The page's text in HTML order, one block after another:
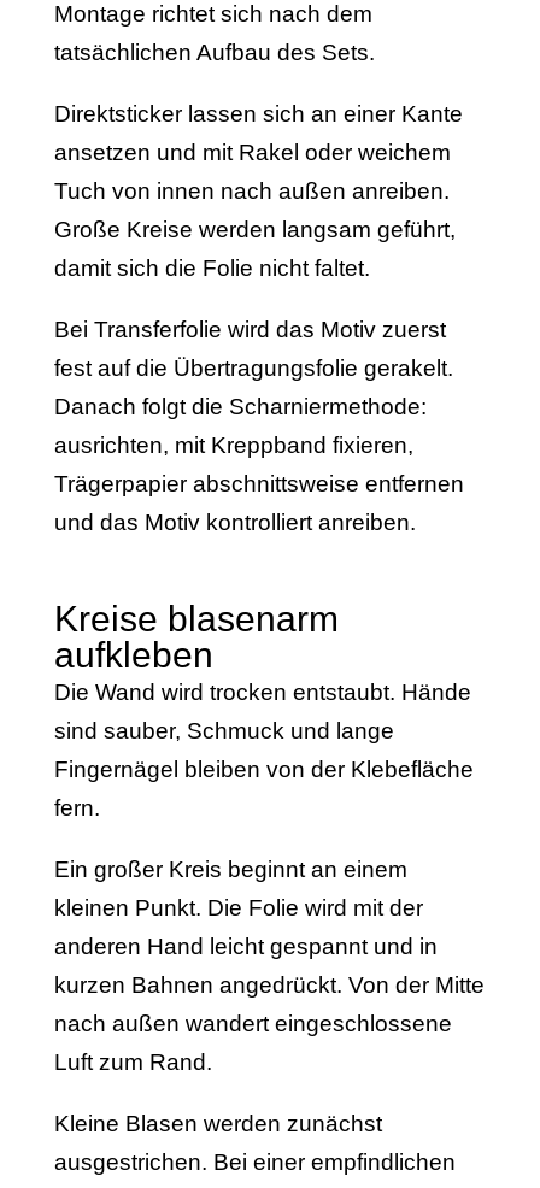
Montage richtet sich nach dem
tatsächlichen Aufbau des Sets.
Direktsticker lassen sich an einer Kante
ansetzen und mit Rakel oder weichem
Tuch von innen nach außen anreiben.
Große Kreise werden langsam geführt,
damit sich die Folie nicht faltet.
Bei Transferfolie wird das Motiv zuerst
fest auf die Übertragungsfolie gerakelt.
Danach folgt die Scharniermethode:
ausrichten, mit Kreppband fixieren,
Trägerpapier abschnittsweise entfernen
und das Motiv kontrolliert anreiben.
Kreise blasenarm
aufkleben
Die Wand wird trocken entstaubt. Hände
sind sauber, Schmuck und lange
Fingernägel bleiben von der Klebefläche
fern.
Ein großer Kreis beginnt an einem
kleinen Punkt. Die Folie wird mit der
anderen Hand leicht gespannt und in
kurzen Bahnen angedrückt. Von der Mitte
nach außen wandert eingeschlossene
Luft zum Rand.
Kleine Blasen werden zunächst
ausgestrichen. Bei einer empfindlichen